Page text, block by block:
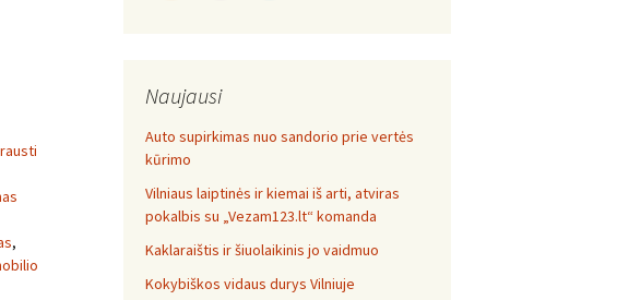
,
Naujausi
Auto supirkimas nuo sandorio prie vertės
kūrimo
Vilniaus laiptinės ir kiemai iš arti, atviras
pokalbis su „Vezam123.lt“ komanda
Kaklaraištis ir šiuolaikinis jo vaidmuo
Kokybiškos vidaus durys Vilniuje